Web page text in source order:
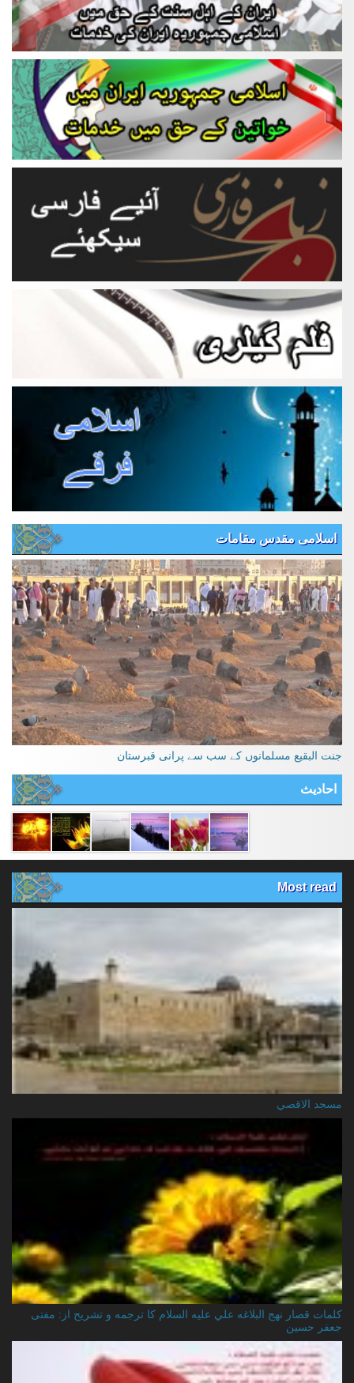
اسلامی مقدس مقامات
جنت البقیع مسلمانوں کے سب سے پرانی قبرستان
احادیث
Most read
مسجد الاقصي
کلمات قصار نهج البلاغه علي عليه السلام کا ترجمه و تشریح از: مفتی
جعفر حسین